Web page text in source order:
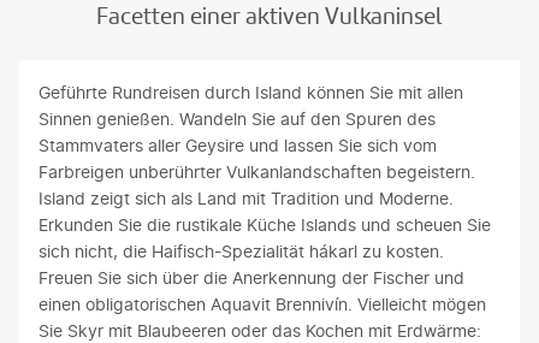
Facetten einer aktiven Vulkaninsel
Geführte Rundreisen durch Island können Sie mit allen
Sinnen genießen. Wandeln Sie auf den Spuren des
Stammvaters aller Geysire und lassen Sie sich vom
Farbreigen unberührter Vulkanlandschaften begeistern.
Island zeigt sich als Land mit Tradition und Moderne.
Erkunden Sie die rustikale Küche Islands und scheuen Sie
sich nicht, die Haifisch-Spezialität hákarl zu kosten.
Freuen Sie sich über die Anerkennung der Fischer und
einen obligatorischen Aquavit Brennivín. Vielleicht mögen
Sie Skyr mit Blaubeeren oder das Kochen mit Erdwärme: